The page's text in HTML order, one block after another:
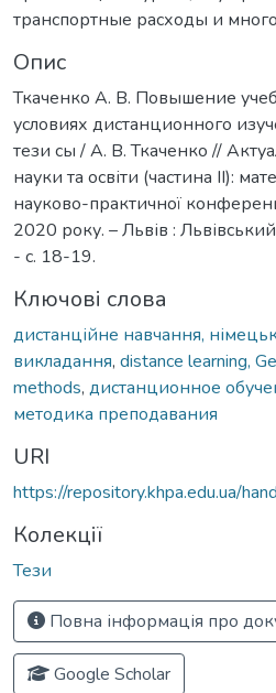
транспортные расходы и
Опис
Ткаченко А. В. Повышение
условиях дистанционного
тези сы / А. В. Ткаченко //
науки та освіти (частина ІІ):
науково-практичної
2020 року. – Львів :
- с. 18-19.
Ключові слова
дистанційне навчання,
викладання, distance learning,
methods, дистанционное
методика преподавания
URI
https://repository.khpa.edu.ua/
Колекції
Тези
Повна інформація про
Google Scholar